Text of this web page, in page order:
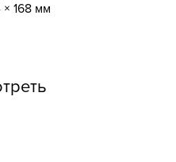
× 168 мм